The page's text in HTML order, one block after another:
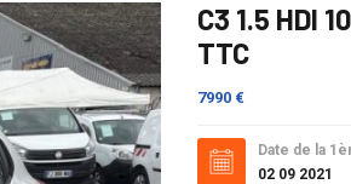
C3 1.5 HDI
TTC
7990 €
Date de la
02 09 2021